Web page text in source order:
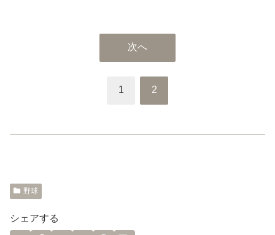
次へ
1 2
野球
シェアする